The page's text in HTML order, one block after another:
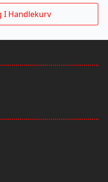
I Handlekurv